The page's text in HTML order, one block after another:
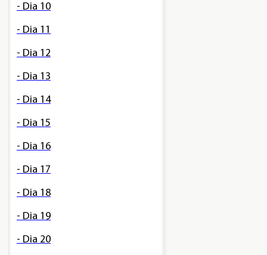
- Dia 10
- Dia 11
- Dia 12
- Dia 13
- Dia 14
- Dia 15
- Dia 16
- Dia 17
- Dia 18
- Dia 19
- Dia 20